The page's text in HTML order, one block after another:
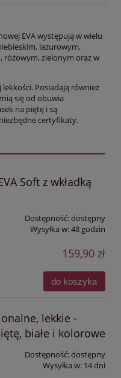
EVA występują w wielu
lazurowym,
zielonym oraz w
lekkości. Posiadają również
się od obuwia
na piętę i są
certyfikaty.
Soft z wkładką
Dostępność:dostępny
Wysyłka w:48 godzin
159,90 zł
do koszyka
lekkie -
białe i kolorowe
Dostępność:dostępny
Wysyłka w: 14 dni